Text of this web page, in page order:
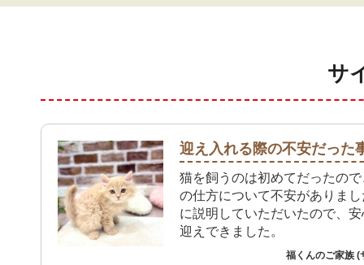
サ
迎え入れる際の不安だった
猫を飼うのは初めてだったの
の仕方について不安がありま
に説明していただいたので、
迎えできました。
福くんのご家族 (